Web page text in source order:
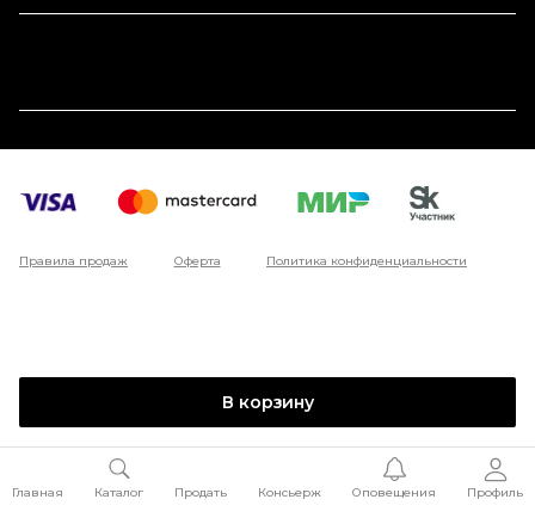
В корзину
Правила продаж Оферта Политика конфиденциальности
Главная Каталог Продать Консьерж Оповещения Профиль